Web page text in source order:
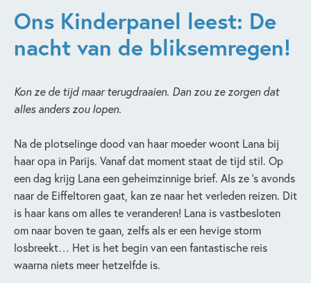
Ons Kinderpanel leest: De
nacht van de bliksemregen!
Kon ze de tijd maar terugdraaien. Dan zou ze zorgen dat
alles anders zou lopen.
Na de plotselinge dood van haar moeder woont Lana bij
haar opa in Parijs. Vanaf dat moment staat de tijd stil. Op
een dag krijg Lana een geheimzinnige brief. Als ze ’s avonds
naar de Eiffeltoren gaat, kan ze naar het verleden reizen. Dit
is haar kans om alles te veranderen! Lana is vastbesloten
om naar boven te gaan, zelfs als er een hevige storm
losbreekt… Het is het begin van een fantastische reis
waarna niets meer hetzelfde is.